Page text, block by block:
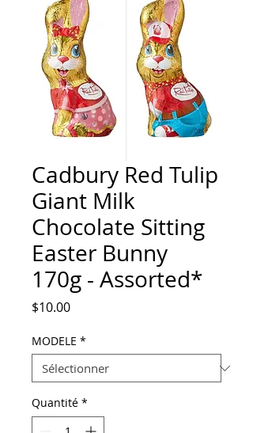
Cadbury Red Tulip
Giant Milk
Chocolate Sitting
Easter Bunny
170g - Assorted*
$10.00Prix
MODELE *
Quantité *